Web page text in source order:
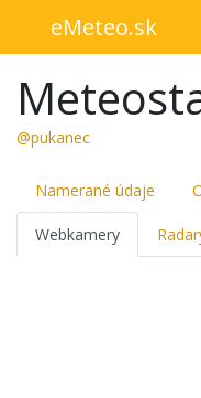
eMeteo.sk
@pukanec
Namerané údaje
Webkamery